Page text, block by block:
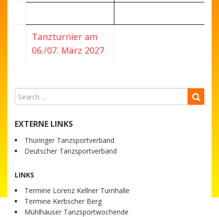
Tanzturnier am
06./07. März 2027
EXTERNE LINKS
Thüringer Tanzsportverband
Deutscher Tanzsportverband
LINKS
Termine Lorenz Kellner Turnhalle
Termine Kerbscher Berg
Mühlhäuser Tanzsportwochende